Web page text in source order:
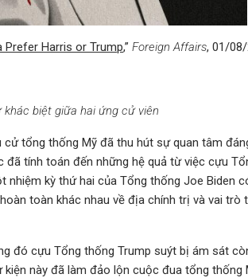
Prefer Harris or Trump,” Foreign Affairs, 01/
biệt giữa hai ứng cử viên
tổng thống Mỹ đã thu hút sự quan tâm
tính toán đến những hệ quả từ việc cựu
nhiệm kỳ thứ hai của Tổng thống Joe Biden
toàn khác nhau về địa chính trị và vai trò
đó cựu Tổng thống Trump suýt bị ám sát
này đã làm đảo lộn cuộc đua tổng thống